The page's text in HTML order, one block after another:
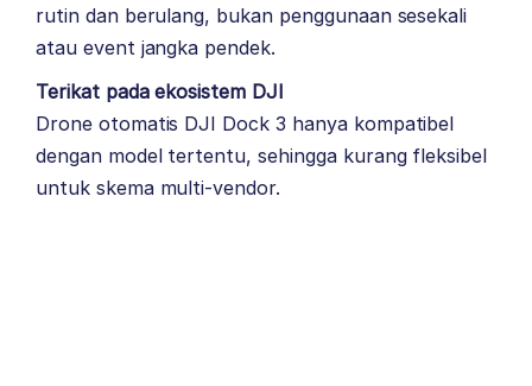
rutin dan berulang, bukan penggunaan sesekali
atau event jangka pendek.
Terikat pada ekosistem DJI
Drone otomatis DJI Dock 3 hanya kompatibel
dengan model tertentu, sehingga kurang fleksibel
untuk skema multi-vendor.